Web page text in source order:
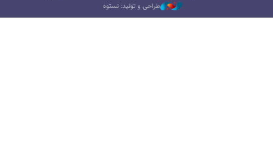
طراحی و تولید: نستوه